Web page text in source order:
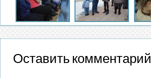
Оставить комментарий